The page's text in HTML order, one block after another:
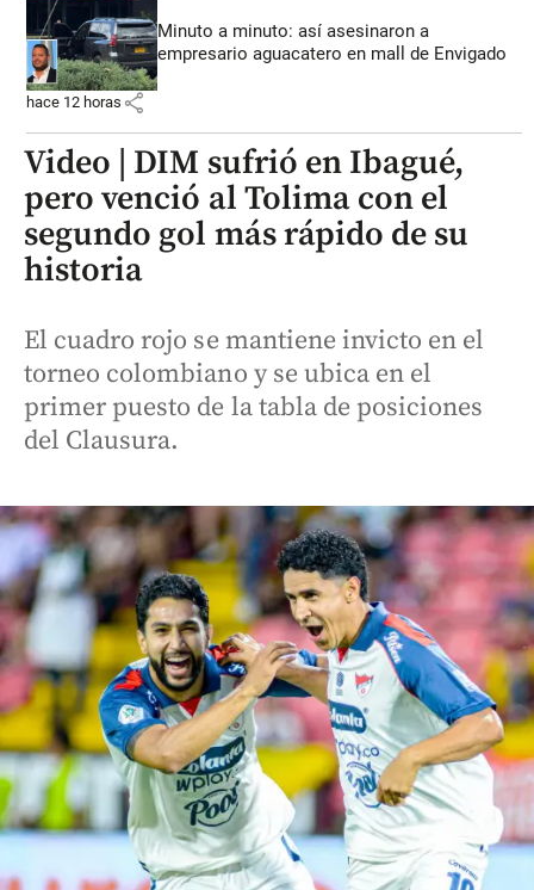
Minuto a minuto: así asesinaron a
empresario aguacatero en mall de Envigado
hace 12 horas share
Video | DIM sufrió en Ibagué,
pero venció al Tolima con el
segundo gol más rápido de su
historia
El cuadro rojo se mantiene invicto en el
torneo colombiano y se ubica en el
primer puesto de la tabla de posiciones
del Clausura.